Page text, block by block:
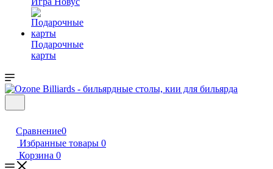
Подарочные
карты
Сравнение0
Избранные товары 0
Корзина 0